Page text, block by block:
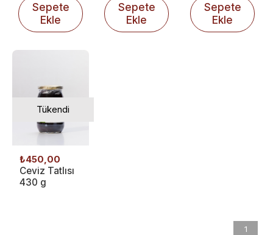
Sepete
Ekle
Sepete
Ekle
Sepete
Ekle
Tükendi
Ceviz Tatlısı
430 g
₺450,00
1